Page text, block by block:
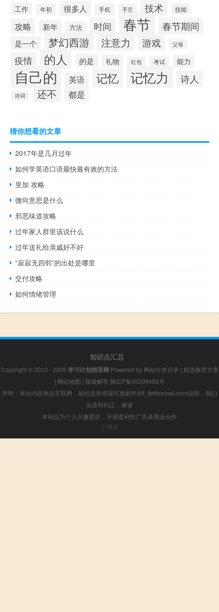
工作 年初 很多人 手机 手艺 技术 技能
攻略 新年 方法 时间 春节 春节期间
是一个 梦幻西游 注意力 游戏 父母
疫情 的人 的是 礼物 红包 考试 能力
自己的 英语 记忆 记忆力 诗人
诗词 还不 都是
猜你想看的文章
2017年是几月过年
如何学英语口语最快最有效的方法
里加 攻略
微疴意思是什么
邪恶味道攻略
过年家人群里该说什么
过年送礼给亲戚好不好
“寂寂无四邻”的出处是哪里
交付攻略
如何情绪管理
知识点汇总
Copyright © 2012 - 2026 学习计划指导网 Powered by 网站分类目录 | 精选推荐文章
| 网站地图 | 疑难解答 陕ICP备05009492号
声明：本站内容来自互联网，如信息有错误可发邮件到f_fb#foxmail.com说明，我们
会及时纠正，谢谢
本站仅为个人兴趣爱好，不接盈利性广告及商业合作
小男孩